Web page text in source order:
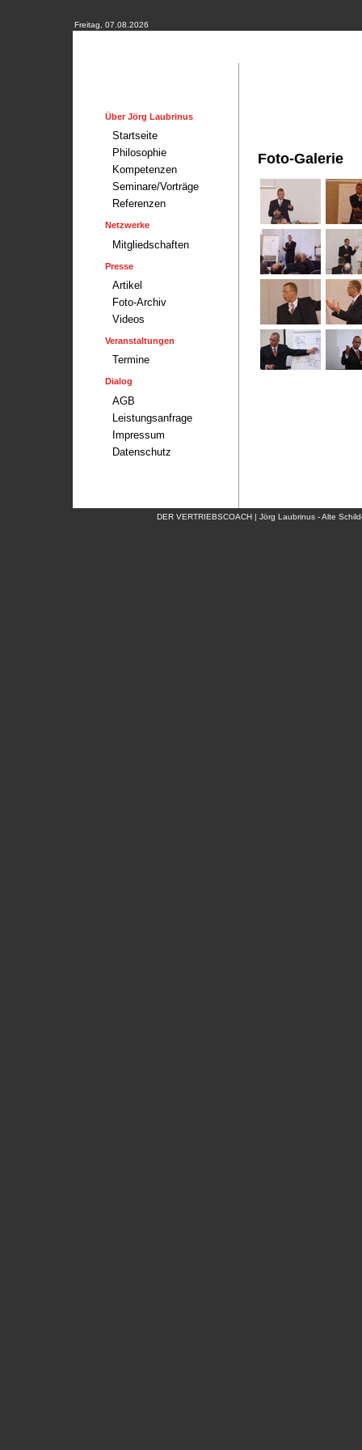
Freitag, 07.08.2026
Über Jörg Laubrinus
Startseite
Philosophie
Kompetenzen
Seminare/Vorträge
Referenzen
Netzwerke
Mitgliedschaften
Presse
Artikel
Foto-Archiv
Videos
Veranstaltungen
Termine
Dialog
AGB
Leistungsanfrage
Impressum
Datenschutz
Foto-Galerie
DER VERTRIEBSCOACH | Jörg Laubrinus - Alte